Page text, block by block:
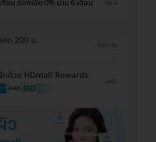
อน ดอกเบี้ย 0% นาน 6 เดือน ขยาย
ลด 200 บ. โหลดเลย
กด้วย HDmall Rewards
ดูเพิ่ม